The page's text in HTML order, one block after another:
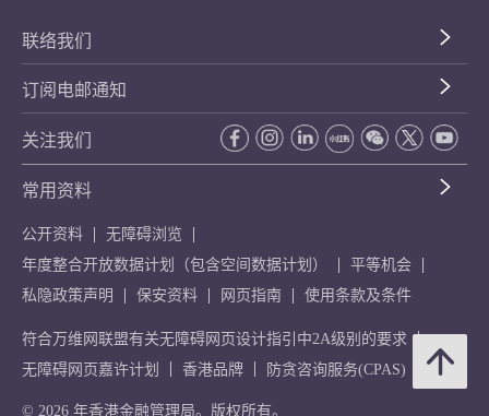
联络我们
订阅电邮通知
关注我们
常用资料
公开资料
无障碍浏览
年度整合开放数据计划（包含空间数据计划）
平等机会
私隐政策声明
保安资料 网页指南 使用条款及条件
符合万维网联盟有关无障碍网页设计指引中2A级别的要求
无障碍网页嘉许计划
香港品牌 防贪咨询服务(CPAS)
© 2026 年香港金融管理局。版权所有。